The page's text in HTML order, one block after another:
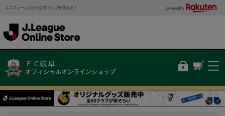
ユニフォームなどの公式グッズが買える！ powered by
ＦＣ岐阜
オフィシャルオンラインショップ